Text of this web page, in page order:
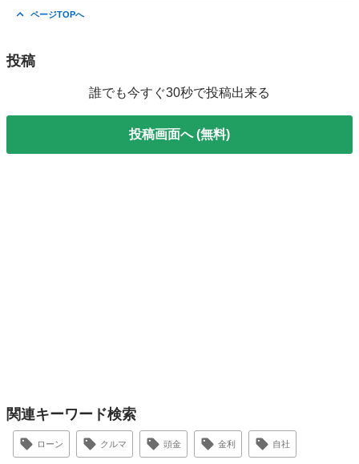
ページTOPへ
投稿
誰でも今すぐ30秒で投稿出来る
投稿画面へ (無料)
関連キーワード検索
ローン クルマ 頭金 金利 自社